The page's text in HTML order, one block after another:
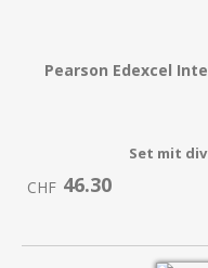
Pearson Edexcel
Set mit
CHF 46.30